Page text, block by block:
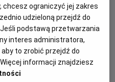
- nie przegap!
Psiego Patrolu w ich
historii.
chcesz ograniczyć jej zakres
udzieloną przejdź do
podstawą przetwarzania
interes administratora,
to zrobić przejdź do
informacji znajdziesz